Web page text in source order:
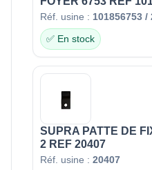
Réf. usine : 101856753 /
✅ En stock
SUPRA PATTE DE
2 REF 20407
Réf. usine : 20407